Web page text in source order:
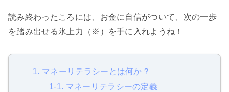
読み終わったころには、お金に自信がついて、次の一歩
を踏み出せる氷上力（※）を手に入れようね！
1. マネーリテラシーとは何か？
1-1. マネーリテラシーの定義